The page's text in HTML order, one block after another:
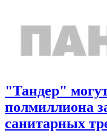
"Тандер"
полмиллиона
санитарных